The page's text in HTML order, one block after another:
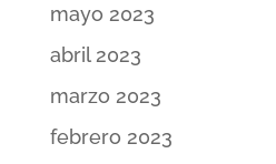
mayo 2023
abril 2023
marzo 2023
febrero 2023